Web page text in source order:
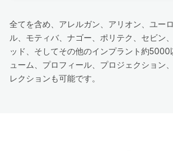
全てを含め、アレルガン、アリオン、ユー
ル、モティバ、ナゴー、ポリテク、セビン
ッド、そしてその他のインプラント約5000
ューム、プロフィール、プロジェクション
レクションも可能です。